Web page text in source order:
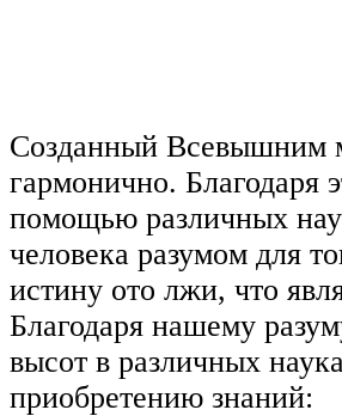
Созданный Всевышним
гармонично. Благодаря
помощью различных
человека разумом для
истину ото лжи, что
Благодаря нашему
высот в различных
приобретению знаний: